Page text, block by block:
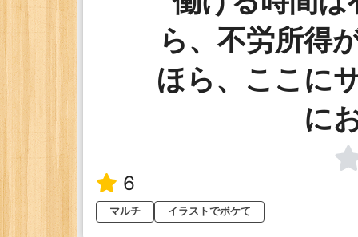
ら、不労所得
ほら、ここに
に
6
マルチ イラストでボケて